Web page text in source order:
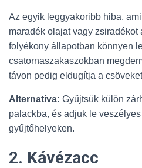
Az egyik leggyakoribb hiba,
maradék olajat vagy zsiradékot
folyékony állapotban könnyen
csatornaszakaszokban
távon pedig eldugítja a
Alternatíva: Gyűjtsük külön
palackba, és adjuk le
gyűjtőhelyeken.
2. Kávézacc